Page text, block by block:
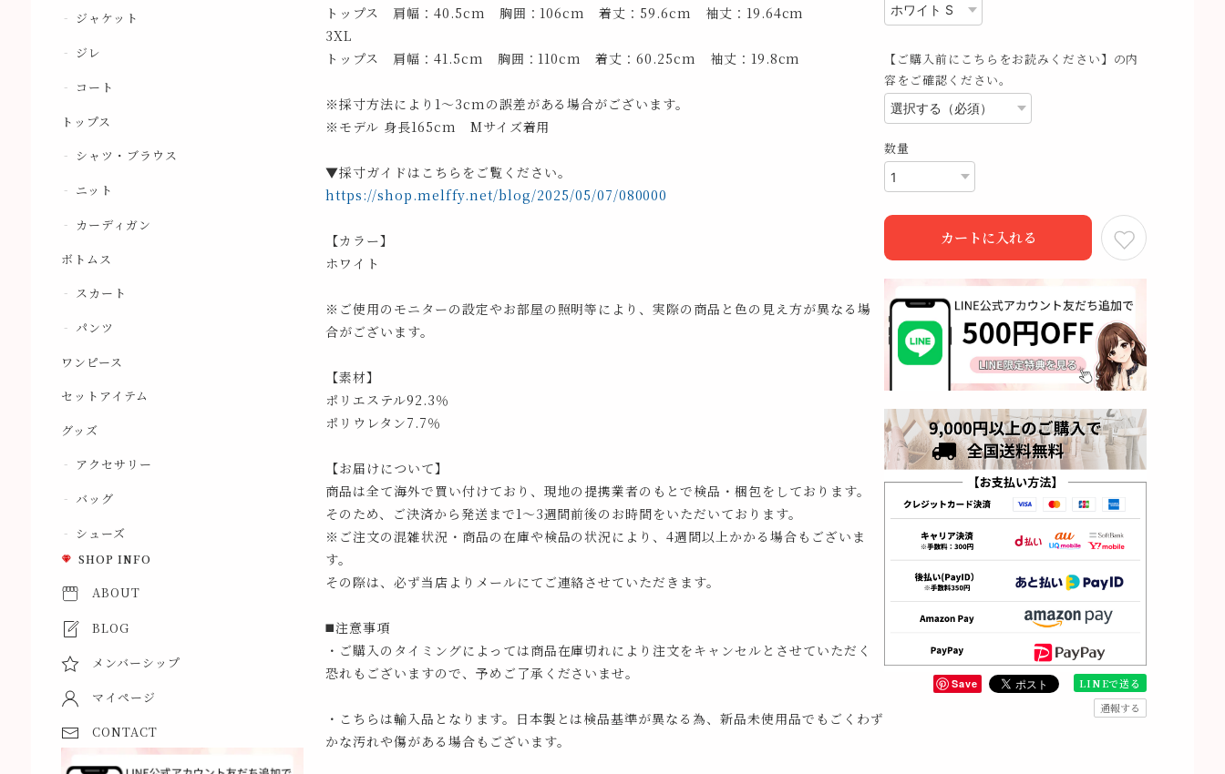
ジャケット
ジレ
コート
トップス
シャツ・ブラウス
ニット
カーディガン
ボトムス
スカート
パンツ
ワンピース
セットアイテム
グッズ
アクセサリー
バッグ
シューズ
SHOP INFO
ABOUT
BLOG
メンバーシップ
マイページ
CONTACT
トップス 肩幅：40.5cm 胸囲：106cm 着丈：59.6cm 袖丈：19.64cm
3XL
トップス 肩幅：41.5cm 胸囲：110cm 着丈：60.25cm 袖丈：19.8cm
※採寸方法により1～3cmの誤差がある場合がございます。
※モデル 身長165cm Mサイズ着用
▼採寸ガイドはこちらをご覧ください。
https://shop.melffy.net/blog/2025/05/07/080000
【カラー】
ホワイト
※ご使用のモニターの設定やお部屋の照明等により、実際の商品と色の見え方が異なる場
合がございます。
【素材】
ポリエステル92.3％
ポリウレタン7.7％
【お届けについて】
商品は全て海外で買い付けており、現地の提携業者のもとで検品・梱包をしております。
そのため、ご決済から発送まで1～3週間前後のお時間をいただいております。
※ご注文の混雑状況・商品の在庫や検品の状況により、4週間以上かかる場合もございま
す。
その際は、必ず当店よりメールにてご連絡させていただきます。
◼️注意事項
・ご購入のタイミングによっては商品在庫切れにより注文をキャンセルとさせていただく
恐れもございますので、予めご了承くださいませ。
・こちらは輸入品となります。日本製とは検品基準が異なる為、新品未使用品でもごくわず
かな汚れや傷がある場合もございます。
【ご購入前にこちらをお読みください】の内
容をご確認ください。
数量
カートに入れる
Save
LINEで送る
通報する